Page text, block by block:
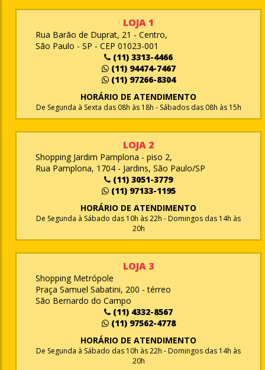
LOJA 1
Rua Barão de Duprat, 21 - Centro,
São Paulo - SP - CEP 01023-001
(11) 3313-4466
(11) 94474-7467
(11) 97266-8304
HORÁRIO DE ATENDIMENTO
De Segunda à Sexta das 08h às 18h - Sábados das 08h às 15h
LOJA 2
Shopping Jardim Pamplona - piso 2,
Rua Pamplona, 1704 - Jardins, São Paulo/SP
(11) 3051-3779
(11) 97133-1195
HORÁRIO DE ATENDIMENTO
De Segunda à Sábado das 10h às 22h - Domingos das 14h às
20h
LOJA 3
Shopping Metrópole
Praça Samuel Sabatini, 200 - térreo
São Bernardo do Campo
(11) 4332-8567
(11) 97562-4778
HORÁRIO DE ATENDIMENTO
De Segunda à Sábado das 10h às 22h - Domingos das 14h às
20h